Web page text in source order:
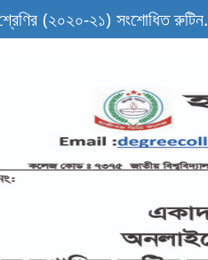
(২০২০-২১) সংশোধিত রুটিন.